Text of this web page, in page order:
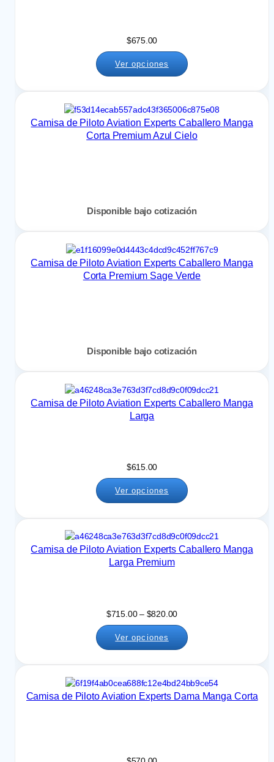
$675.00
Ver opciones
Camisa de Piloto Aviation Experts Caballero Manga
Corta Premium Azul Cielo
Disponible bajo cotización
Camisa de Piloto Aviation Experts Caballero Manga
Corta Premium Sage Verde
Disponible bajo cotización
Camisa de Piloto Aviation Experts Caballero Manga
Larga
$615.00
Ver opciones
Camisa de Piloto Aviation Experts Caballero Manga
Larga Premium
$715.00 – $820.00R
a
g
e
p
Ver opciones
Camisa de Piloto Aviation Experts Dama Manga Corta